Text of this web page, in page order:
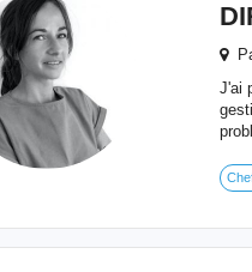
J'ai